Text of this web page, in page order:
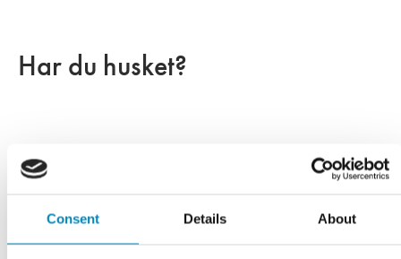
Consent Details About
Har du husket?